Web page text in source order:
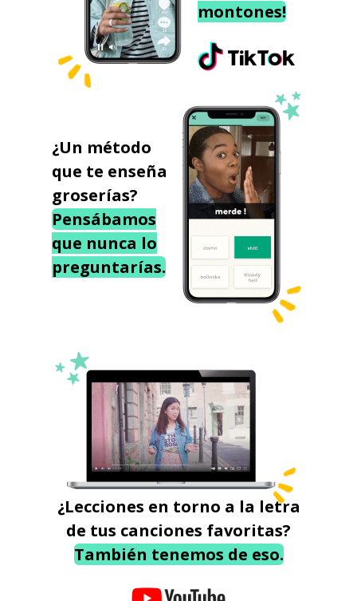
montones!
¿Un método
que te enseña
groserías?
Pensábamos
que nunca lo
preguntarías.
¿Lecciones en torno a la letra
de tus canciones favoritas?
También tenemos de eso.